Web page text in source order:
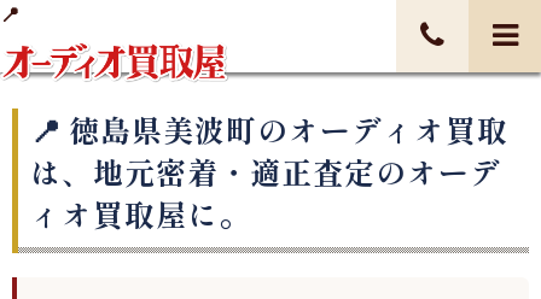
徳島県美波町のオーディオ買取
は、地元密着・適正査定のオーデ
ィオ買取屋に。